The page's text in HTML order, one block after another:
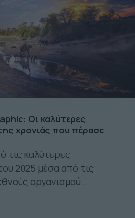
Οι καλύτερες
χρονιάς που πέρασε
τις καλύτερες
2025 μέσα από τις
οργανισμού...